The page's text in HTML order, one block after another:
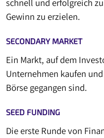
schnell und erfolgreich
Gewinn zu erzielen.
SECONDARY MARKET
Ein Markt, auf dem
Unternehmen kaufen
Börse gegangen sind.
SEED FUNDING
Die erste Runde von